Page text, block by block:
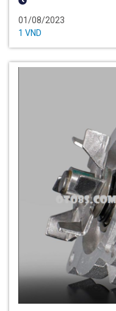
01/08/2023
1 VND